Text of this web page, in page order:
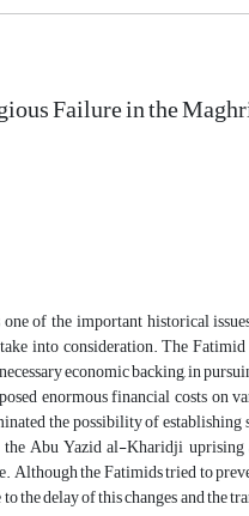
Failure in the
of the important historical
into consideration. The
economic backing, in
enormous financial costs on
the possibility of
Abu Yazid al-Kharidji
Although the Fatimids tried to
delay of this changes and the